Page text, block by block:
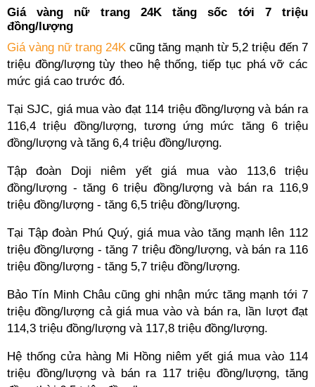
Giá vàng nữ trang 24K tăng sốc tới 7 triệu
đồng/lượng
Giá vàng nữ trang 24K cũng tăng mạnh từ 5,2 triệu đến 7
triệu đồng/lượng tùy theo hệ thống, tiếp tục phá vỡ các
mức giá cao trước đó.
Tại SJC, giá mua vào đạt 114 triệu đồng/lượng và bán ra
116,4 triệu đồng/lượng, tương ứng mức tăng 6 triệu
đồng/lượng và tăng 6,4 triệu đồng/lượng.
Tập đoàn Doji niêm yết giá mua vào 113,6 triệu
đồng/lượng - tăng 6 triệu đồng/lượng và bán ra 116,9
triệu đồng/lượng - tăng 6,5 triệu đồng/lượng.
Tại Tập đoàn Phú Quý, giá mua vào tăng mạnh lên 112
triệu đồng/lượng - tăng 7 triệu đồng/lượng, và bán ra 116
triệu đồng/lượng - tăng 5,7 triệu đồng/lượng.
Bảo Tín Minh Châu cũng ghi nhận mức tăng mạnh tới 7
triệu đồng/lượng cả giá mua vào và bán ra, lần lượt đạt
114,3 triệu đồng/lượng và 117,8 triệu đồng/lượng.
Hệ thống cửa hàng Mi Hồng niêm yết giá mua vào 114
triệu đồng/lượng và bán ra 117 triệu đồng/lượng, tăng